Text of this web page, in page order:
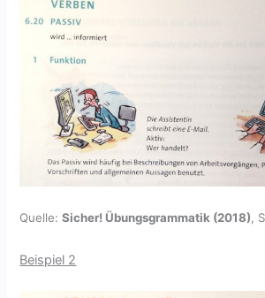
Quelle:Sicher! Übungsgrammatik (2018),
Beispiel 2